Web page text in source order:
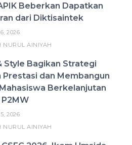
Beberkan Dapatkan
dari Diktisaintek
2026
NURUL AINIYAH
Style Bagikan Strategi
Prestasi dan Membangun
Berkelanjutan
2026
NURUL AINIYAH